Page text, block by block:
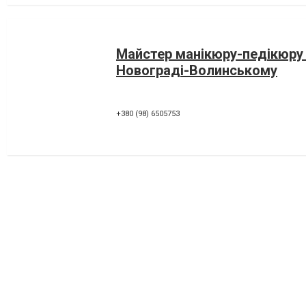
Майстер манікюру-педікюру
Новограді-Волинському
+380 (98) 6505753